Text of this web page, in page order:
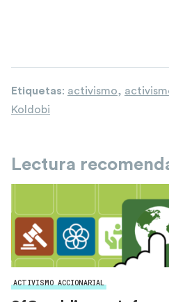
Etiquetas: activismo,
Koldobi
Lectura
ACTIVISMO ACCIONARIAL